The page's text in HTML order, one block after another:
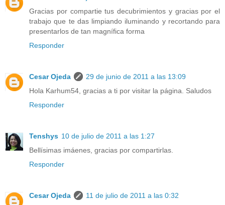
Gracias por compartie tus decubrimientos y gracias por el
trabajo que te das limpiando iluminando y recortando para
presentarlos de tan magnífica forma
Responder
Cesar Ojeda
29 de junio de 2011 a las 13:09
Hola Karhum54, gracias a ti por visitar la página. Saludos
Responder
Tenshys 10 de julio de 2011 a las 1:27
Bellísimas imáenes, gracias por compartirlas.
Responder
Cesar Ojeda
11 de julio de 2011 a las 0:32